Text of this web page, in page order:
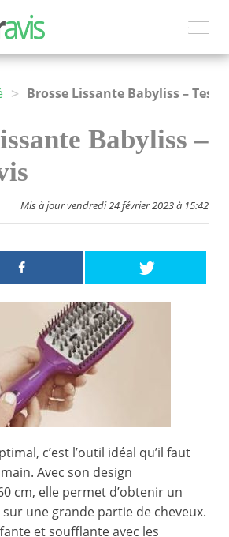
>
Babyliss –
Mis à jour vendredi 24 février 2023 à 15:42
c’est l’outil idéal qu’il faut
Avec son design
cm, elle permet d’obtenir un
une grande partie de cheveux.
et soufflante avec les